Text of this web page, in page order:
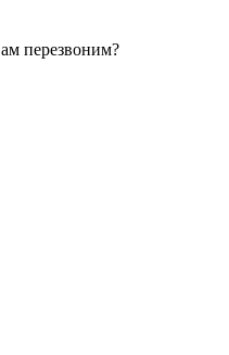
перезвоним?